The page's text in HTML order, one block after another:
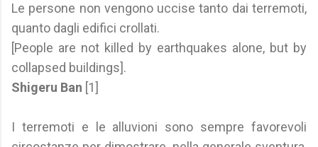
Le persone non vengono uccise tanto dai terremoti,
quanto dagli edifici crollati.
[People are not killed by earthquakes alone, but by
collapsed buildings].
Shigeru Ban [1]
I terremoti e le alluvioni sono sempre favorevoli